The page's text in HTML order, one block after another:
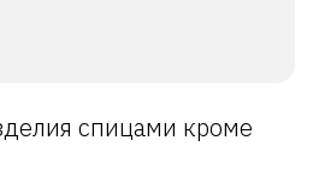
спицами кроме